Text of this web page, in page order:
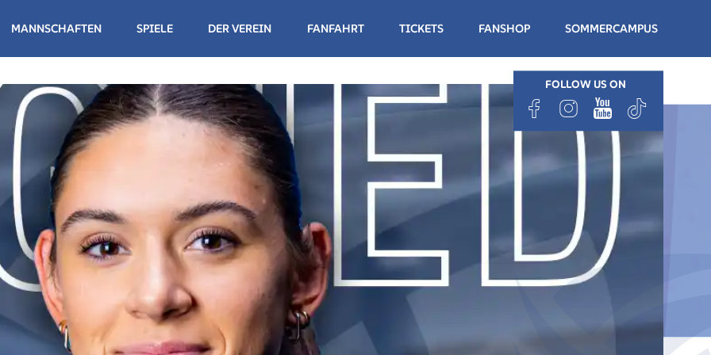
FOLLOW US ON
MANNSCHAFTEN
HERREN
DAMEN
HERREN
DAMEN II
DAMEN III
SPIELE DER VEREIN FANFAHRT TICKETS FANSHOP SOMMERCAMPUS